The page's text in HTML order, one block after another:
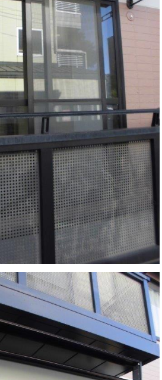
住まいのお悩み解決策
お問い合わせ
よくある質問
プライバシーポリシー
採用情報
サイトマップ